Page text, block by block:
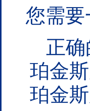
您需
正确
珀金斯
珀金